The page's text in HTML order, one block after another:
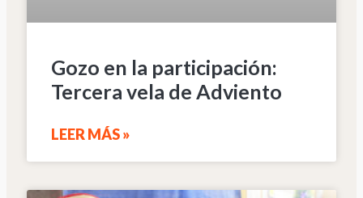
Gozo en la participación:
Tercera vela de Adviento
LEER MÁS »